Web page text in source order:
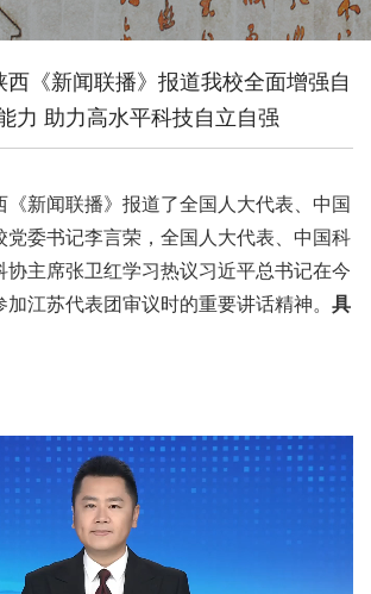
西《新闻联播》报道我校全面增强自
力 助力高水平科技自立自强
《新闻联播》报道了全国人大代表、中国
党委书记李言荣，全国人大代表、中国科
协主席张卫红学习热议习近平总书记在今
江苏代表团审议时的重要讲话精神。 具